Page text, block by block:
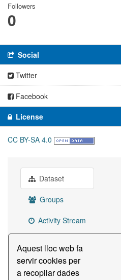
Aquest lloc web fa
servir cookies per
a recopilar dades
Followers
0
Social
Twitter
Facebook
License
CC BY-SA 4.0
Dataset
Groups
Activity Stream
Fitxers